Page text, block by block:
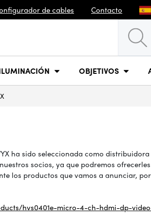
de cables Contacto
OBJETIVOS
ha sido seleccionada como distribuidora
socios, ya que podremos
los productos que vamos a anunciar,
hvs0401e-micro-4-ch-hdmi-dp-